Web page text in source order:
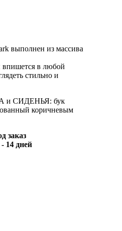
выполнен из массива
в любой
стильно и
СИДЕНЬЯ: бук
коричневым
заказ
14 дней